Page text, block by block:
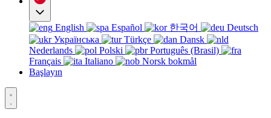
English Español 한국어
Deutsch
Українська
Türkçe
Dansk
Nederlands
Polski
Português (Brasil)
Français
Italiano
Norsk bokmål
Başlayın